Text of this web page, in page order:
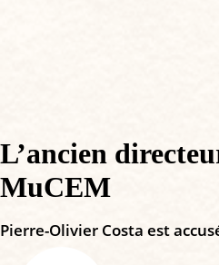
L’ancien
MuCEM
Pierre-Olivier Costa est